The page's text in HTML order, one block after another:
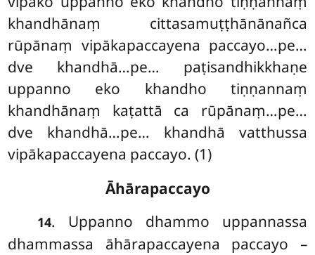
khandhānaṃ cittasamuṭṭhānānañca
rūpānaṃ vipākapaccayena paccayo…pe…
dve khandhā…pe… paṭisandhikkhaṇe
uppanno eko khandho tiṇṇannaṃ
khandhānaṃ kaṭattā ca rūpānaṃ…pe…
dve khandhā…pe… khandhā vatthussa
vipākapaccayena paccayo. (1)
Āhārapaccayo
14. Uppanno dhammo uppannassa
dhammassa āhārapaccayena paccayo –